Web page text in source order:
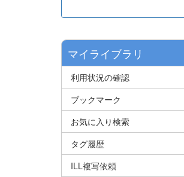
マイライブラリ
利用状況の確認
ブックマーク
お気に入り検索
タグ履歴
ILL複写依頼